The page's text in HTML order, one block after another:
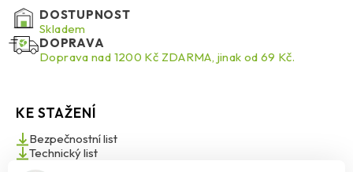
CG2 A (zlepšená cementová spárovací hmota s doplňkovou
charakteristikou, vysokou otěruvzdorností). Pro spáry šířky od 8
do 20mm použijte spárovací hmoty Ceresit pro široké spáry. V
případě spárování obkladů a dlažeb lepených na kritických
Aquastatic nebo CE 43 Grand‘Elit. V oblastech s vysokou
koncentrací agresivních chemických látek je doporučeno použití
epoxidové spárovací hmoty Ceresit CE 79 UltraPox Color.
Dilatační a rohové spáry, spáry v přechodech mezi stěnou a
DOSTUPNOST
Skladem
DOPRAVA
Doprava nad 1200 Kč ZDARMA, jinak od 69 Kč.
KE STAŽENÍ
Bezpečnostní list
Technický list